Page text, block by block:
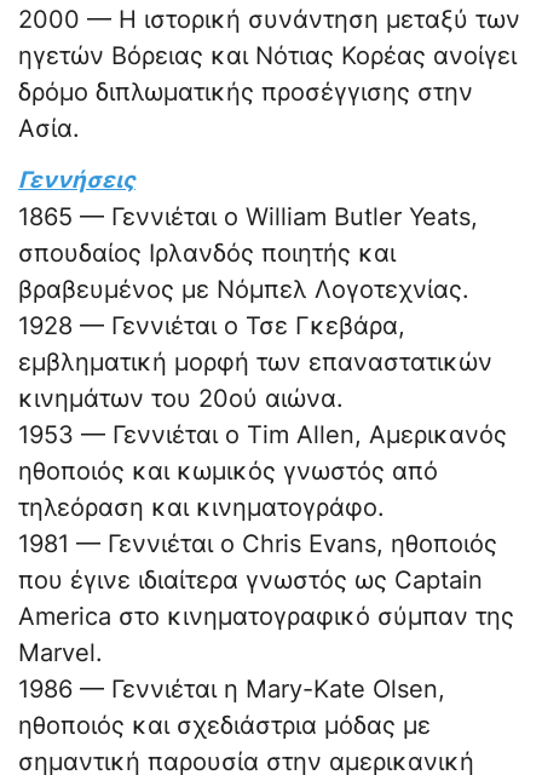
2000 — Η ιστορική συνάντηση μεταξύ των
ηγετών Βόρειας και Νότιας Κορέας ανοίγει
δρόμο διπλωματικής προσέγγισης στην
Ασία.
Γεννήσεις
1865 — Γεννιέται ο William Butler Yeats,
σπουδαίος Ιρλανδός ποιητής και
βραβευμένος με Νόμπελ Λογοτεχνίας.
1928 — Γεννιέται ο Τσε Γκεβάρα,
εμβληματική μορφή των επαναστατικών
κινημάτων του 20ού αιώνα.
1953 — Γεννιέται ο Tim Allen, Αμερικανός
ηθοποιός και κωμικός γνωστός από
τηλεόραση και κινηματογράφο.
1981 — Γεννιέται ο Chris Evans, ηθοποιός
που έγινε ιδιαίτερα γνωστός ως Captain
America στο κινηματογραφικό σύμπαν της
Marvel.
1986 — Γεννιέται η Mary-Kate Olsen,
ηθοποιός και σχεδιάστρια μόδας με
σημαντική παρουσία στην αμερικανική